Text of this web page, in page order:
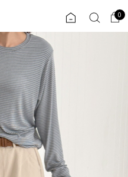
0
플러스핏
COMMUNITY
ALL
0